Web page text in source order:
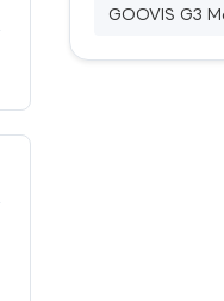
GOOVIS G3